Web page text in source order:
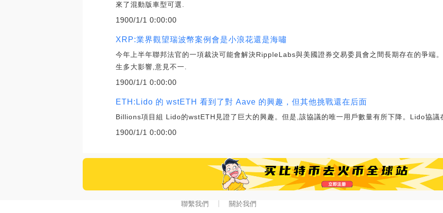
來了混動版車型可選.
1900/1/1 0:00:00
XRP:業界觀望瑞波幣案例會是小浪花還是海嘯
今年上半年聯邦法官的一項裁決可能會解決RippleLabs與美國證券交易委員會之間長期存在的爭端
生多大影響,意見不一.
1900/1/1 0:00:00
ETH:Lido 的 wstETH 看到了對 Aave 的興趣，但其他挑戰還在后面
Billions項目組 Lido的wstETH見證了巨大的興趣。但是,該協議的唯一用戶數量有所下降。Lido協議
1900/1/1 0:00:00
聯繫我們 關於我們